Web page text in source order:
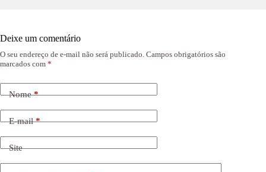
Deixe um comentário
O seu endereço de e-mail não será publicado. Campos obrigatórios são
marcados com *
Nome*
E-mail*
Site